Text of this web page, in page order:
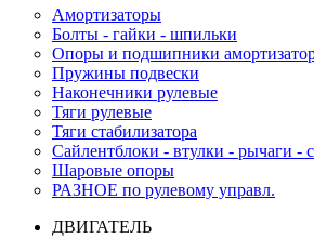
Амортизаторы
Болты - гайки - шпильки
Опоры и подшипники
Пружины подвески
Наконечники рулевые
Тяги рулевые
Тяги стабилизатора
Сайлентблоки - втулки - рычаги -
Шаровые опоры
РАЗНОЕ по рулевому управл.
ДВИГАТЕЛЬ